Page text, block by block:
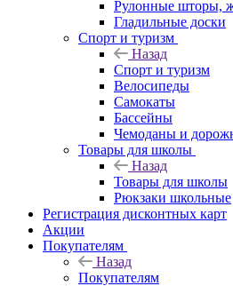
Рулонные шторы,
Гладильные доски
Спорт и туризм
Назад
Спорт и туризм
Велосипеды
Самокаты
Бассейны
Чемоданы и
Товары для школы
Назад
Товары для школы
Рюкзаки школьные
Регистрация дисконтных карт
Акции
Покупателям
Назад
Покупателям